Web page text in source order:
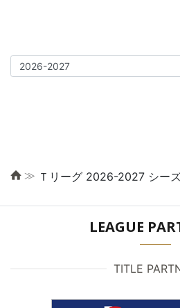
≫ Ｔリーグ 2026-2027 シー
LEAGUE
TITLE